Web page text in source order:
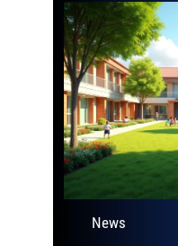
News